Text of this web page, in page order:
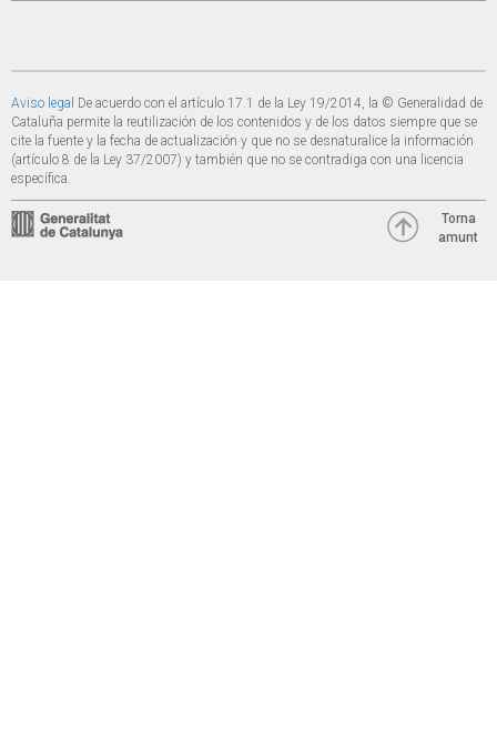
Aviso legal De acuerdo con el artículo 17.1 de la Ley 19/2014, la © Generalidad de
Cataluña permite la reutilización de los contenidos y de los datos siempre que se
cite la fuente y la fecha de actualización y que no se desnaturalice la información
(artículo 8 de la Ley 37/2007) y también que no se contradiga con una licencia
específica.
Torna
amunt